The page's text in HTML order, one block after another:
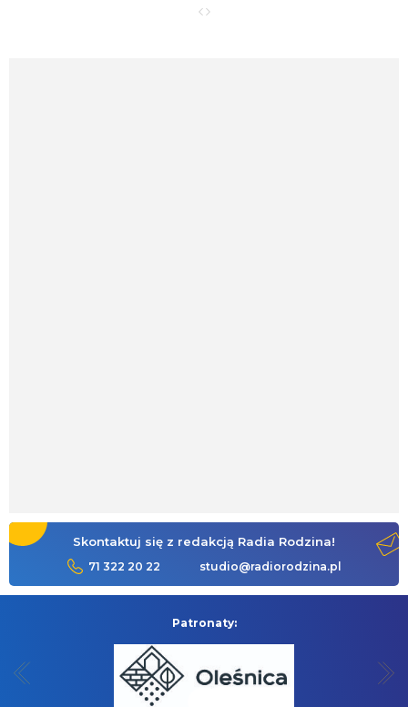
Skontaktuj się z redakcją Radia Rodzina!
71 322 20 22 studio@radiorodzina.pl
Patronaty: